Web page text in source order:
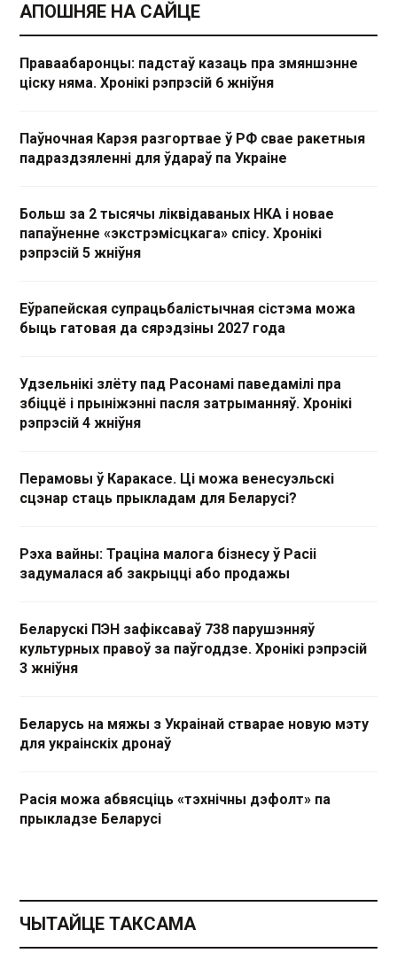
АПОШНЯЕ НА САЙЦЕ
Праваабаронцы: падстаў казаць пра змяншэнне
ціску няма. Хронікі рэпрэсій 6 жніўня
Паўночная Карэя разгортвае ў РФ свае ракетныя
падраздзяленні для ўдараў па Украіне
Больш за 2 тысячы ліквідаваных НКА і новае
папаўненне «экстрэмісцкага» спісу. Хронікі
рэпрэсій 5 жніўня
Еўрапейская супрацьбалістычная сістэма можа
быць гатовая да сярэдзіны 2027 года
Удзельнікі злёту пад Расонамі паведамілі пра
збіццё і прыніжэнні пасля затрыманняў. Хронікі
рэпрэсій 4 жніўня
Перамовы ў Каракасе. Ці можа венесуэльскі
сцэнар стаць прыкладам для Беларусі?
Рэха вайны: Траціна малога бізнесу ў Расіі
задумалася аб закрыцці або продажы
Беларускі ПЭН зафіксаваў 738 парушэнняў
культурных правоў за паўгоддзе. Хронікі рэпрэсій
3 жніўня
Беларусь на мяжы з Украінай стварае новую мэту
для украінскіх дронаў
Расія можа абвясціць «тэхнічны дэфолт» па
прыкладзе Беларусі
ЧЫТАЙЦЕ ТАКСАМА